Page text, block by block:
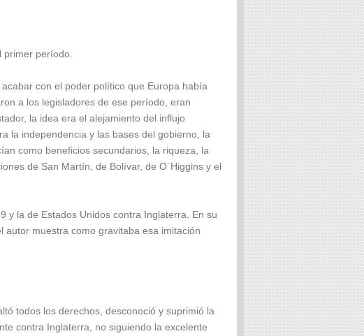
período.
con el poder político que Europa había
a los legisladores de ese período, eran
la idea era el alejamiento del influjo
la independencia y las bases del gobierno, la
como beneficios secundarios, la riqueza, la
de San Martín, de Bolívar, de O´Higgins y el
y la de Estados Unidos contra Inglaterra. En su
autor muestra como gravitaba esa imitación
todos los derechos, desconoció y suprimió la
contra Inglaterra, no siguiendo la excelente